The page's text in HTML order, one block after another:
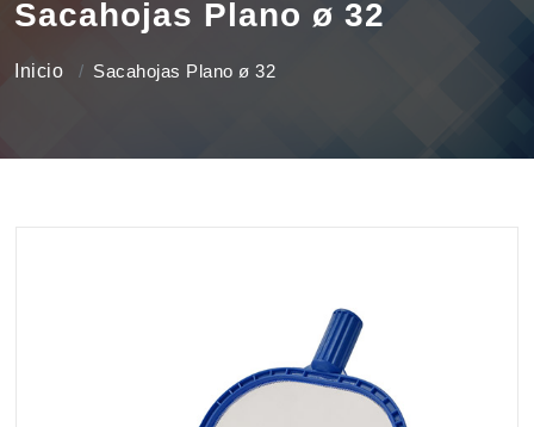
Sacahojas Plano ø 32
Inicio Sacahojas Plano ø 32